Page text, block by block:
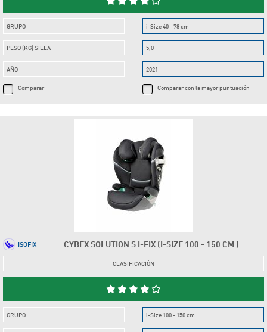
GRUPO
PESO (KG) SILLA
AÑO
Comparar
i-Size 40 - 78 cm
5,0
2021
Comparar con la mayor puntuación
CYBEX SOLUTION S I-FIX (I-SIZE 100 - 150 CM )
ISOFIX
CLASIFICACIÓN
GRUPO i-Size 100 - 150 cm